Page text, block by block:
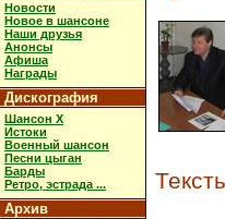
Новости
Новое в шансоне
Наши друзья
Анонсы
Афиша
Награды
Дискография
Шансон X
Истоки
Военный шансон
Песни цыган
Барды
Ретро, эстрада ...
Архив